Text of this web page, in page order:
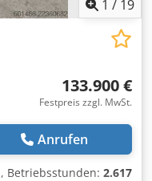
1 / 19
133.900 €
Festpreis zzgl. MwSt.
Anrufen
, Betriebsstunden: 2.617